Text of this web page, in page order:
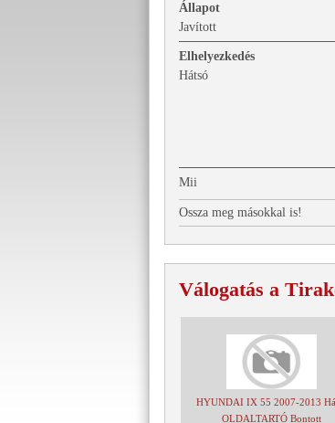
Állapot
Javított
Elhelyezkedés
Hátsó
Mii
Ossza meg másokkal is!
Válogatás a
HYUNDAI IX 55 2007-2013
OLDALTARTÓ Bontott